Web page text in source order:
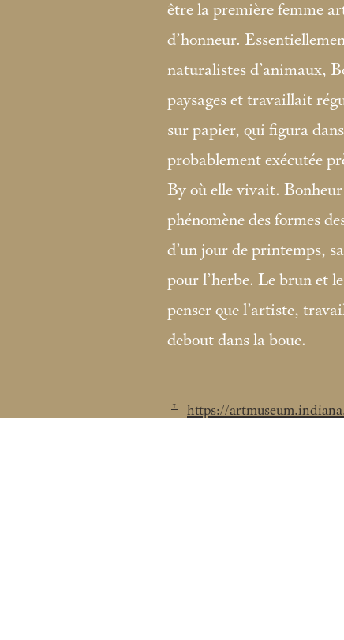
être la première femme
d’honneur.
naturalistes d’animaux,
paysages et travaillait
sur papier, qui figura
probablement exécutée
By où elle vivait.
phénomène des formes
d’un jour de printemps,
pour l’herbe. Le brun et
penser que l’artiste,
debout dans la boue.
1 https://